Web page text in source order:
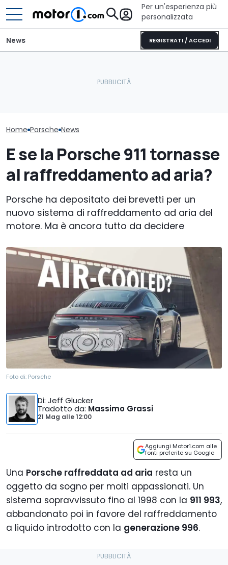
Per un'esperienza più
personalizzata
REGISTRATI / ACCEDI
News
Home Porsche News
E se la Porsche 911 tornasse
al raffreddamento ad aria?
Porsche ha depositato dei brevetti per un
nuovo sistema di raffreddamento ad aria del
motore. Ma è ancora tutto da decidere
Foto di: Porsche
Di: Jeff Glucker
Tradotto da: Massimo Grassi
21 Mag alle12:00
Aggiungi Motor1.com alle
fonti preferite su Google
Una Porsche raffreddata ad aria resta un
oggetto da sogno per molti appassionati. Un
sistema sopravvissuto fino al 1998 con la 911 993,
abbandonato poi in favore del raffreddamento
a liquido introdotto con la generazione 996.